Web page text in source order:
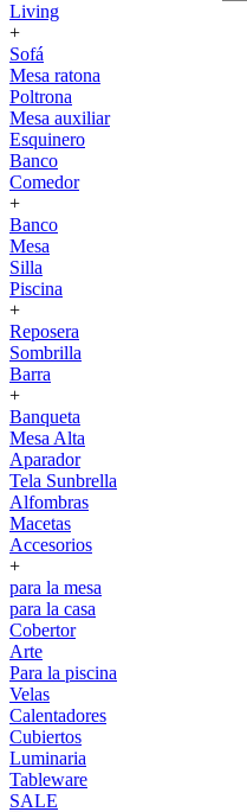
Living
+
Sofá
Mesa ratona
Poltrona
Mesa auxiliar
Esquinero
Banco
Comedor
+
Banco
Mesa
Silla
Piscina
+
Reposera
Sombrilla
Barra
+
Banqueta
Mesa Alta
Aparador
Tela Sunbrella
Alfombras
Macetas
Accesorios
+
para la mesa
para la casa
Cobertor
Arte
Para la piscina
Velas
Calentadores
Cubiertos
Luminaria
Tableware
SALE